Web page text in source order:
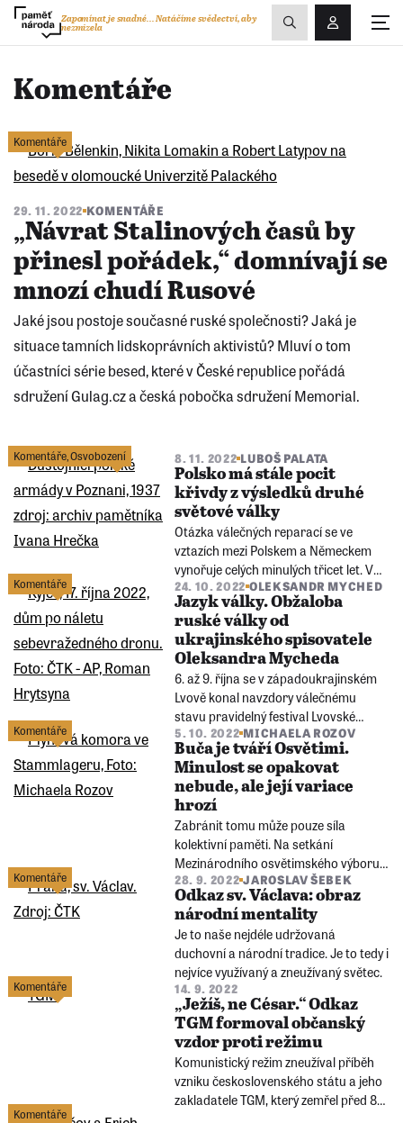
Přihlášení/
Zapomínat je snadné...Natáčíme svědectví, aby
nezmizela
Zobrazit
vyhledávání
Komentáře
Komentáře
29. 11. 2022 KOMENTÁŘE
„Návrat Stalinových časů by
přinesl pořádek,“ domnívají se
mnozí chudí Rusové
Jaké jsou postoje současné ruské společnosti? Jaká je
situace tamních lidskoprávních aktivistů? Mluví o tom
účastníci série besed, které v České republice pořádá
sdružení Gulag.cz a česká pobočka sdružení Memorial.
Komentáře,Osvobození 8. 11. 2022 LUBOŠ PALATA
Polsko má stále pocit
křivdy z výsledků druhé
světové války
Otázka válečných reparací se ve
vztazích mezi Polskem a Německem
vynořuje celých minulých třicet let. V
současnosti se o nich mluví nejhlasitěji
od roku 1990. A zrovna ve chvíli, kdy
Berlín a Varšava potřebují
spolupracovat při pomoci Ukrajině
proti ruské agresi.
Komentáře 24. 10. 2022 OLEKSANDR MYCHED
Jazyk války. Obžaloba
ruské války od
ukrajinského spisovatele
Oleksandra Mycheda
6. až 9. října se v západoukrajinském
Lvově konal navzdory válečnému
stavu pravidelný festival Lvovské
knižní fórum. Mladý spisovatel
Oleksandr Myched na něm přednesl
mimořádně silnou a sugestivní
obžalobu ruské války na Ukrajině.
Komentáře 5. 10. 2022 MICHAELA ROZOV
Buča je tváří Osvětimi.
Minulost se opakovat
nebude, ale její variace
hrozí
Zabránit tomu může pouze síla
kolektivní paměti. Na setkání
Mezinárodního osvětimského výboru
letos v září řečníci upozorňovali na
paralely mezi šoa a současnou
genocidou na Ukrajině. Úloha
potomků přímých svědků nacistické
genocidy roste.
Komentáře 28. 9. 2022 JAROSLAV ŠEBEK
Odkaz sv. Václava: obraz
národní mentality
Je to naše nejdéle udržovaná
duchovní a národní tradice. Je to tedy i
nejvíce využívaný a zneužívaný světec.
Komentáře 14. 9. 2022
„Ježíš, ne César.“ Odkaz
TGM formoval občanský
vzdor proti režimu
Komunistický režim zneužíval příběh
vzniku československého státu a jeho
zakladatele TGM, který zemřel před 85
Komentáře
stránka